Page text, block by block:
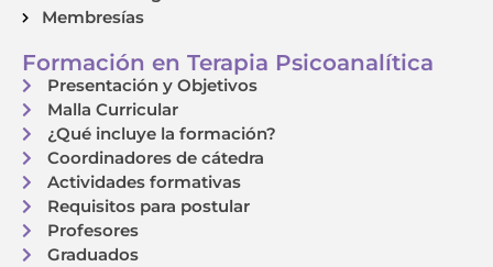
Membresías
Formación en Terapia Psicoanalítica
Presentación y Objetivos
Malla Curricular
¿Qué incluye la formación?
Coordinadores de cátedra
Actividades formativas
Requisitos para postular
Profesores
Graduados